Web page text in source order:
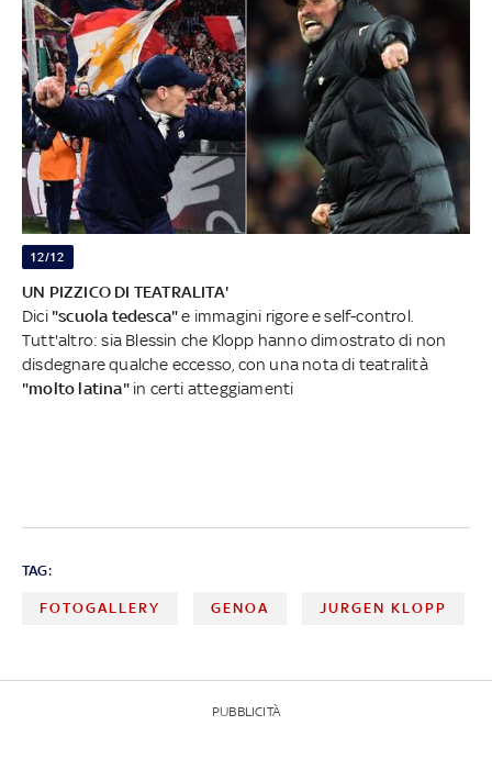
12/12
UN PIZZICO DI TEATRALITA'
Dici "scuola tedesca"e immagini rigore e self-control.
Tutt'altro: sia Blessin che Klopp hanno dimostrato di non
disdegnare qualche eccesso, con una nota di teatralità
"molto latina"in certi atteggiamenti
TAG:
FOTOGALLERY GENOA JURGEN KLOPP
PUBBLICITÀ